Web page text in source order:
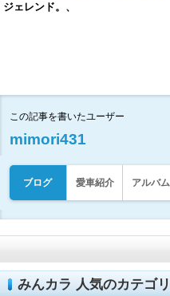
ジェレンド。、
この記事を書いたユーザー
mimori431
ブログ 愛車紹介 アルバム
みんカラ 人気のカテゴリ